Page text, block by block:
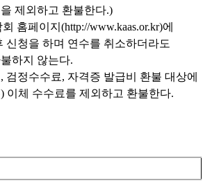
제외하고 환불한다.)
홈페이지 (http://www.kaas.or.kr)에
신청을 하며 연수를 취소하더라도
하지 않는다.
, 검정수수료, 자격증 발급비 환불 대상에
) 이체 수수료를 제외하고 환불한다.